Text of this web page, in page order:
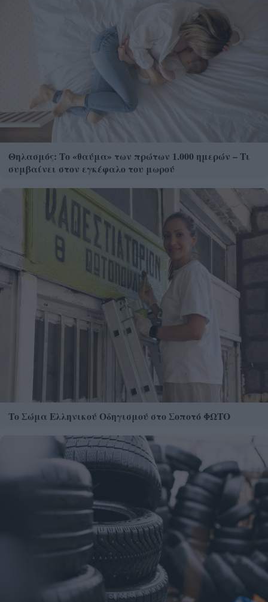
Θηλασμός: Το «θαύμα» των πρώτων 1.000 ημερών – Τι
συμβαίνει στον εγκέφαλο του μωρού
Το Σώμα Ελληνικού Οδηγισμού στο Σοποτό ΦΩΤΟ